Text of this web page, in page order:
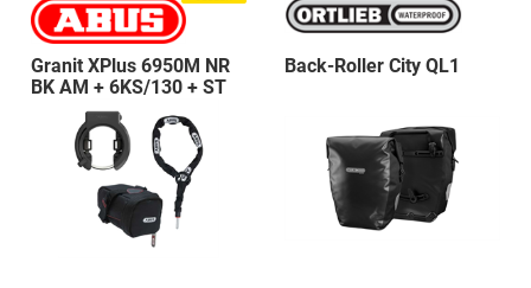
Granit XPlus 6950M NR
BK AM + 6KS/130 + ST
Back-Roller City QL1